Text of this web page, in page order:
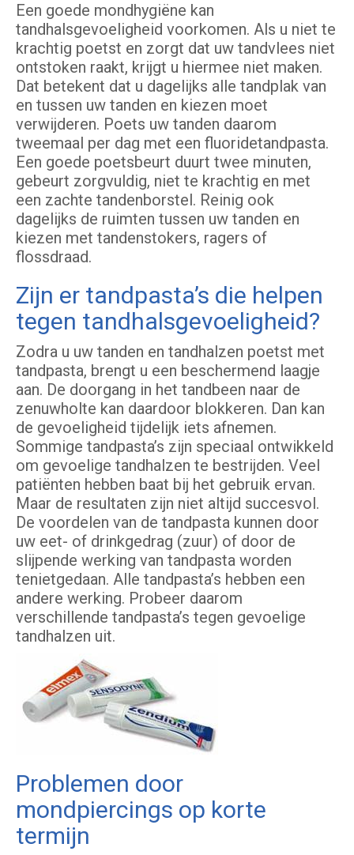
Een goede mondhygiëne kan
tandhalsgevoeligheid voorkomen. Als u niet te
krachtig poetst en zorgt dat uw tandvlees niet
ontstoken raakt, krijgt u hiermee niet maken.
Dat betekent dat u dagelijks alle tandplak van
en tussen uw tanden en kiezen moet
verwijderen. Poets uw tanden daarom
tweemaal per dag met een fluoridetandpasta.
Een goede poetsbeurt duurt twee minuten,
gebeurt zorgvuldig, niet te krachtig en met
een zachte tandenborstel. Reinig ook
dagelijks de ruimten tussen uw tanden en
kiezen met tandenstokers, ragers of
flossdraad.
Zijn er tandpasta’s die helpen
tegen tandhalsgevoeligheid?
Zodra u uw tanden en tandhalzen poetst met
tandpasta, brengt u een beschermend laagje
aan. De doorgang in het tandbeen naar de
zenuwholte kan daardoor blokkeren. Dan kan
de gevoeligheid tijdelijk iets afnemen.
Sommige tandpasta’s zijn speciaal ontwikkeld
om gevoelige tandhalzen te bestrijden. Veel
patiënten hebben baat bij het gebruik ervan.
Maar de resultaten zijn niet altijd succesvol.
De voordelen van de tandpasta kunnen door
uw eet- of drinkgedrag (zuur) of door de
slijpende werking van tandpasta worden
tenietgedaan. Alle tandpasta’s hebben een
andere werking. Probeer daarom
verschillende tandpasta’s tegen gevoelige
tandhalzen uit.
Problemen door
mondpiercings op korte
termijn